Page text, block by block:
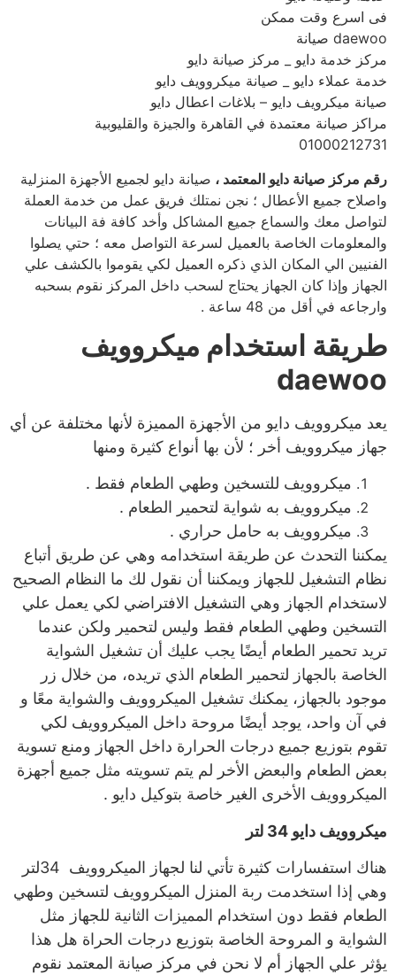
فى اسرع وقت ممكن
daewoo صيانة
مركز خدمة دايو _ مركز صيانة دايو
خدمة عملاء دايو _ صيانة ميكروويف دايو
صيانة ميكرويف دايو – بلاغات اعطال دايو
مراكز صيانة معتمدة في القاهرة والجيزة والقليوبية
01000212731
رقم مركز صيانة دايو المعتمد ، صيانة دايو لجميع الأجهزة المنزلية
واصلاح جميع الأعطال ؛ نجن نمتلك فريق عمل من خدمة العملة
لتواصل معك والسماع جميع المشاكل وأخد كافة فة البيانات
والمعلومات الخاصة بالعميل لسرعة التواصل معه ؛ حتي يصلوا
الفنيين الي المكان الذي ذكره العميل لكي يقوموا بالكشف علي
الجهاز وإذا كان الجهاز يحتاج لسحب داخل المركز نقوم بسحبه
وارجاعه في أقل من 48 ساعة .
طريقة استخدام ميكروويف
daewoo
يعد ميكروويف دايو من الأجهزة المميزة لأنها مختلفة عن أي
جهاز ميكروويف أخر ؛ لأن بها أنواع كثيرة ومنها
ميكروويف للتسخين وطهي الطعام فقط .
ميكروويف به شواية لتحمير الطعام .
ميكروويف به حامل حراري .
يمكننا التحدث عن طريقة استخدامه وهي عن طريق أتباع
نظام التشغيل للجهاز ويمكننا أن نقول لك ما النظام الصحيح
لاستخدام الجهاز وهي التشغيل الافتراضي لكي يعمل علي
التسخين وطهي الطعام فقط وليس لتحمير ولكن عندما
تريد تحمير الطعام أيضًا يجب عليك أن تشغيل الشواية
الخاصة بالجهاز لتحمير الطعام الذي تريده، من خلال زر
موجود بالجهاز، يمكنك تشغيل الميكروويف والشواية معًا و
في آن واحد، يوجد أيضًا مروحة داخل الميكروويف لكي
تقوم بتوزيع جميع درجات الحرارة داخل الجهاز ومنع تسوية
بعض الطعام والبعض الأخر لم يتم تسويته مثل جميع أجهزة
الميكروويف الأخرى الغير خاصة بتوكيل دايو .
ميكروويف دايو 34 لتر
هناك استفسارات كثيرة تأتي لنا لجهاز الميكروويف 34لتر
وهي إذا استخدمت ربة المنزل الميكروويف لتسخين وطهي
الطعام فقط دون استخدام المميزات الثانية للجهاز مثل
الشواية و المروحة الخاصة بتوزيع درجات الحراة هل هذا
يؤثر علي الجهاز أم لا نحن في مركز صيانة المعتمد نقوم